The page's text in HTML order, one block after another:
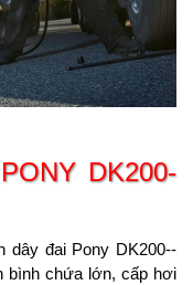
PONY DK200-
dây đai Pony DK200-­
bình chứa lớn, cấp hơi